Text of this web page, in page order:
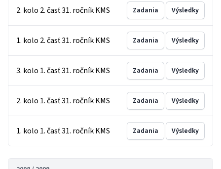
2. kolo 2. časť 31. ročník KMS Zadania Výsledky
1. kolo 2. časť 31. ročník KMS Zadania Výsledky
3. kolo 1. časť 31. ročník KMS Zadania Výsledky
2. kolo 1. časť 31. ročník KMS Zadania Výsledky
1. kolo 1. časť 31. ročník KMS Zadania Výsledky